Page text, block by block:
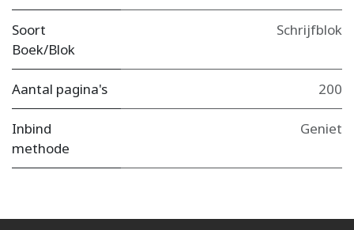
Soort
Boek/Blok
Schrijfblok
Aantal pagina's 200
Inbind
methode
Geniet